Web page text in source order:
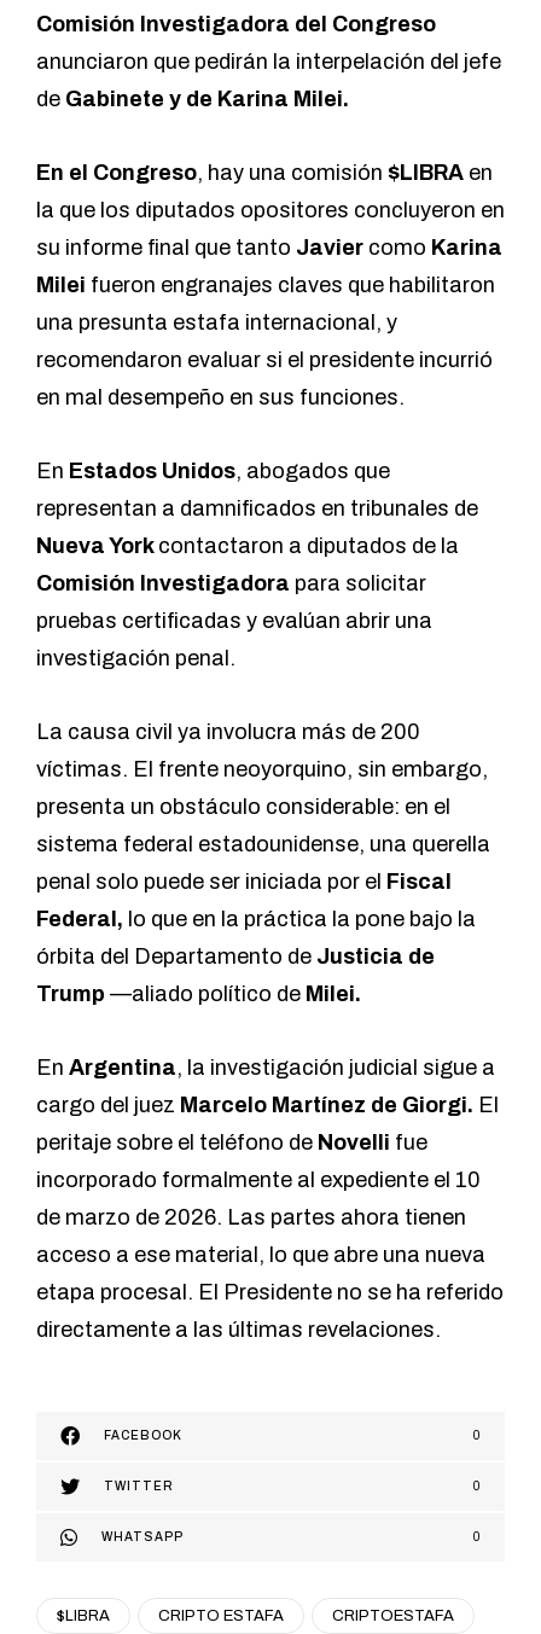
Comisión Investigadora del Congreso
anunciaron que pedirán la interpelación del jefe
de Gabinete y de Karina Milei.
En el Congreso, hay una comisión $LIBRA en
la que los diputados opositores concluyeron en
su informe final que tanto Javier como Karina
Milei fueron engranajes claves que habilitaron
una presunta estafa internacional, y
recomendaron evaluar si el presidente incurrió
en mal desempeño en sus funciones.
En Estados Unidos, abogados que
representan a damnificados en tribunales de
Nueva York contactaron a diputados de la
Comisión Investigadora para solicitar
pruebas certificadas y evalúan abrir una
investigación penal.
La causa civil ya involucra más de 200
víctimas. El frente neoyorquino, sin embargo,
presenta un obstáculo considerable: en el
sistema federal estadounidense, una querella
penal solo puede ser iniciada por el Fiscal
Federal, lo que en la práctica la pone bajo la
órbita del Departamento de Justicia de
Trump —aliado político de Milei.
En Argentina, la investigación judicial sigue a
cargo del juez Marcelo Martínez de Giorgi. El
peritaje sobre el teléfono de Novelli fue
incorporado formalmente al expediente el 10
de marzo de 2026. Las partes ahora tienen
acceso a ese material, lo que abre una nueva
etapa procesal. El Presidente no se ha referido
directamente a las últimas revelaciones.
FACEBOOK 0
TWITTER 0
WHATSAPP 0
$LIBRA CRIPTO ESTAFA CRIPTOESTAFA